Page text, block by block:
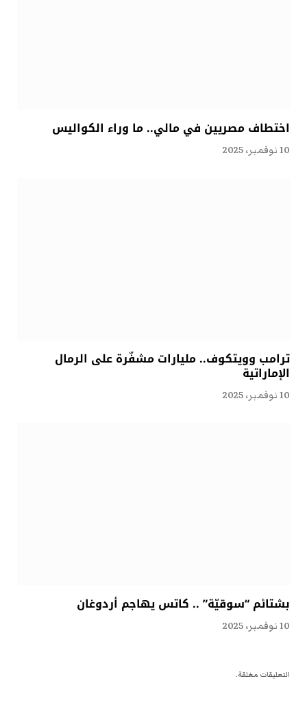
اختطاف مصريين في مالي.. ما وراء الكواليس
10 نوفمبر، 2025
ترامب وويتكوف.. مليارات مشفّرة على الرمال
الإماراتية
10 نوفمبر، 2025
بشتائم “سوقيّة” .. كاتس يهاجم أردوغان
10 نوفمبر، 2025
التعليقات مغلقة.